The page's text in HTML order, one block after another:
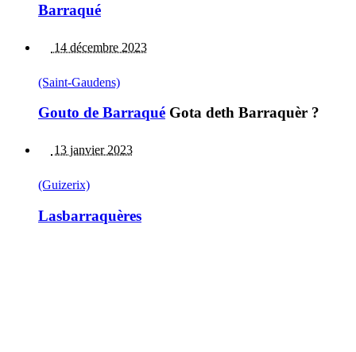
Barraqué
14 décembre 2023
(Saint-Gaudens)
Gouto de Barraqué Gota deth Barraquèr ?
13 janvier 2023
(Guizerix)
Lasbarraquères